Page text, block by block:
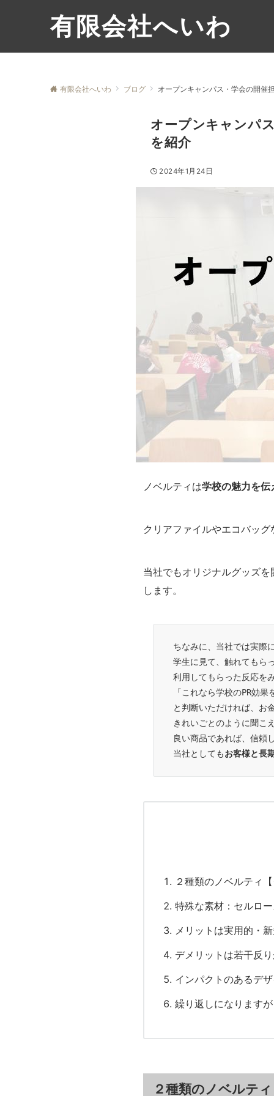
有限会社へいわ
有限会社へいわ ブログ オープンキャンパス・学会の開催
オープンキャンパ
を紹介
2024年1月24日
ノベルティは学校の魅力を伝
クリアファイルやエコバッ
当社でもオリジナルグッズ
します。
ちなみに、当社では実際
学生に見て、触れてもら
利用してもらった反応を
「これなら学校のPR効
と判断いただければ、お
きれいごとのように聞こ
良い商品であれば、信頼
当社としてもお客様と長
２種類のノベルティ
特殊な素材：セルロ
メリットは実用的・
デメリットは若干反
インパクトのあるデ
繰り返しになりますが
２種類のノベルテ